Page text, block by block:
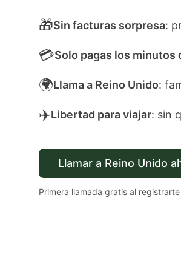
🎁Sin facturas sorpresa:
💳Solo pagas los minutos
🌍Llama a Reino Unido:
✈️Libertad para viajar: sin
Llamar a Reino Unido
Primera llamada gratis al registrarte